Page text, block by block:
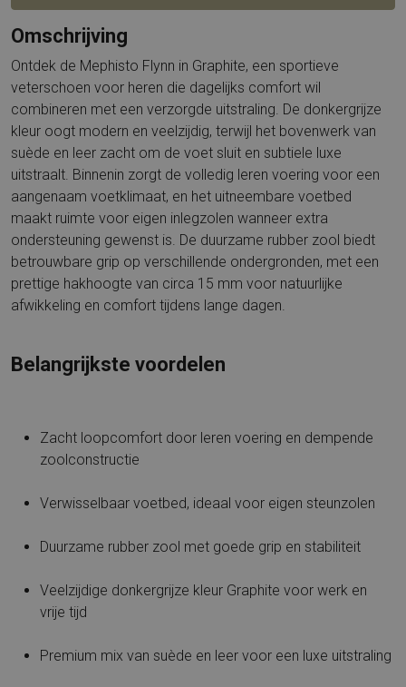
Omschrijving
Ontdek de Mephisto Flynn in Graphite, een sportieve
veterschoen voor heren die dagelijks comfort wil
combineren met een verzorgde uitstraling. De donkergrijze
kleur oogt modern en veelzijdig, terwijl het bovenwerk van
suède en leer zacht om de voet sluit en subtiele luxe
uitstraalt. Binnenin zorgt de volledig leren voering voor een
aangenaam voetklimaat, en het uitneembare voetbed
maakt ruimte voor eigen inlegzolen wanneer extra
ondersteuning gewenst is. De duurzame rubber zool biedt
betrouwbare grip op verschillende ondergronden, met een
prettige hakhoogte van circa 15 mm voor natuurlijke
afwikkeling en comfort tijdens lange dagen.
Belangrijkste voordelen
Zacht loopcomfort door leren voering en dempende
zoolconstructie
Verwisselbaar voetbed, ideaal voor eigen steunzolen
Duurzame rubber zool met goede grip en stabiliteit
Veelzijdige donkergrijze kleur Graphite voor werk en
vrije tijd
Premium mix van suède en leer voor een luxe uitstraling